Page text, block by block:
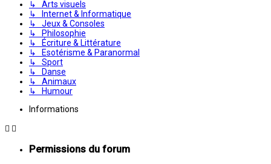
↳ Arts visuels
↳ Internet & Informatique
↳ Jeux & Consoles
↳ Philosophie
↳ Écriture & Littérature
↳ Esotérisme & Paranormal
↳ Sport
↳ Danse
↳ Animaux
↳ Humour
Informations
Permissions du forum